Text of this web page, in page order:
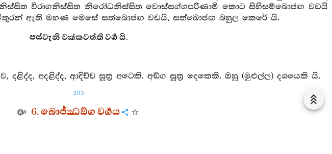
විරාගනිස්සිත නිරෝධනිස්සිත වොස්සග්ගපරිණාමි කොට සිහිසම්බොජඟ වඩයි
ඇති මහණ මෙසේ සත්බොජඟ වඩයි, සත්බොජඟ බහුල කෙරේ යි.
පස්වැනි චක්කවත්ති වර්‍ග යි.
අදළිද්ද, ආදිච්ච සූත්‍ර අටෙකි. අඞ්ග සූත්‍ර දෙකෙකි. ඔහු (මුළුල්ල) දශයෙකි යි.
203
6. බොජ්ඣඞ්ග වර්‍ගය